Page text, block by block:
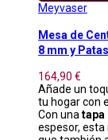
Meyvaser
Mesa de
8 mm y
164,90 €
Añade un
tu hogar con
Con unatapa
espesor,